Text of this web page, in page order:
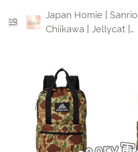
Japan Homie | Sanrio |
Chiikawa | Jellycat |